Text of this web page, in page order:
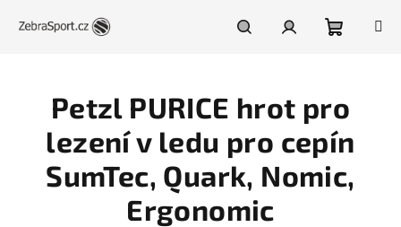
košík
Petzl PURICE hrot pro
lezení v ledu pro cepín
SumTec, Quark, Nomic,
Ergonomic